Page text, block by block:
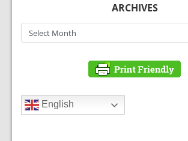
ARCHIVES
Archives
English